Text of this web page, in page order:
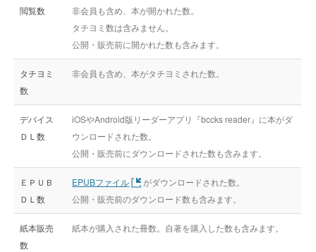
閲覧数
非会員も含め、本が開かれた数。
タチヨミ数は含みません。
公開・販売前に開かれた数も含みます。
タチヨミ
数
非会員も含め、本がタチヨミされた数。
デバイス
ＤＬ数
iOSやAndroid版リーダーアプリ『bccks reader』に本がダ
ウンロードされた数。
公開・販売前にダウンロードされた数も含みます。
ＥＰＵＢ
ＤＬ数
EPUBファイル
がダウンロードされた数。
公開・販売前のダウンロード数も含みます。
紙本販売
数
紙本が購入された冊数。自著を購入した数も含みます。